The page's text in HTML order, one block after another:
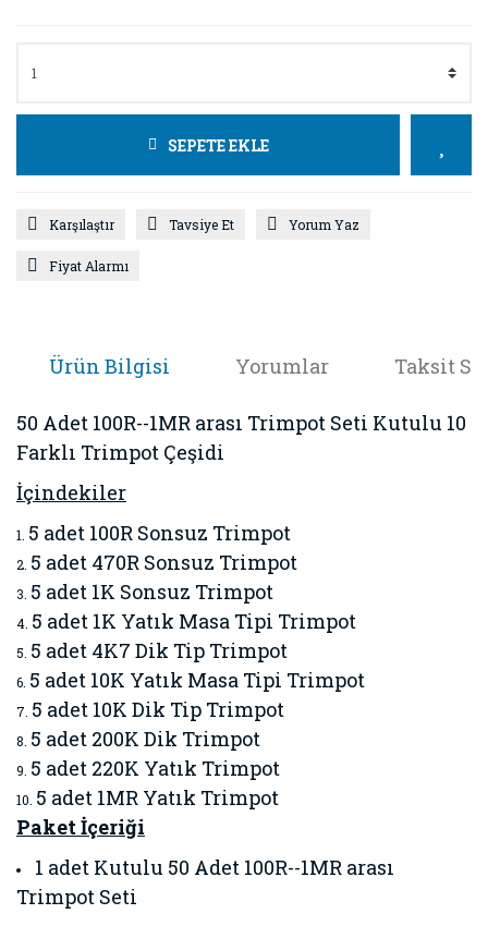
SEPETE EKLE
Karşılaştır Tavsiye Et Yorum Yaz
Fiyat Alarmı
Ürün Bilgisi Yorumlar Taksit
50 Adet 100R--1MR arası Trimpot Seti Kutulu 10
Farklı Trimpot Çeşidi
İçindekiler
5 adet 100R Sonsuz Trimpot
5 adet 470R Sonsuz Trimpot
5 adet 1K Sonsuz Trimpot
5 adet 1K Yatık Masa Tipi Trimpot
5 adet 4K7 Dik Tip Trimpot
5 adet 10K Yatık Masa Tipi Trimpot
5 adet 10K Dik Tip Trimpot
5 adet 200K Dik Trimpot
5 adet 220K Yatık Trimpot
5 adet 1MR Yatık Trimpot
Paket İçeriği
1 adet Kutulu 50 Adet 100R--1MR arası
Trimpot Seti